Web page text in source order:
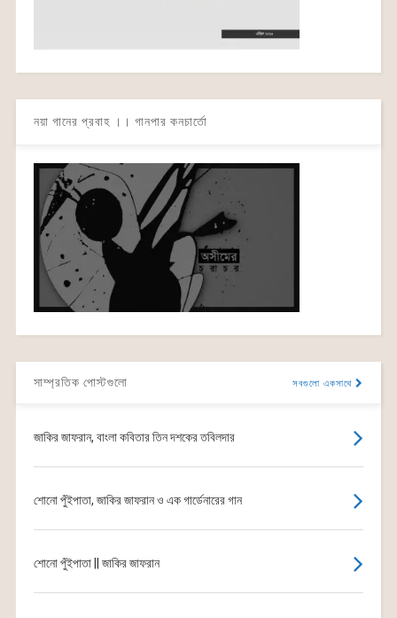
নয়া গানের প্রবাহ ।। গানপার কনচার্তো
সাম্প্রতিক পোস্টগুলো সবগুলো একসাথে
জাকির জাফরান, বাংলা কবিতার তিন দশকের তবিলদার
শোনো পুঁইপাতা, জাকির জাফরান ও এক গার্ডেনারের গান
শোনো পুঁইপাতা || জাকির জাফরান